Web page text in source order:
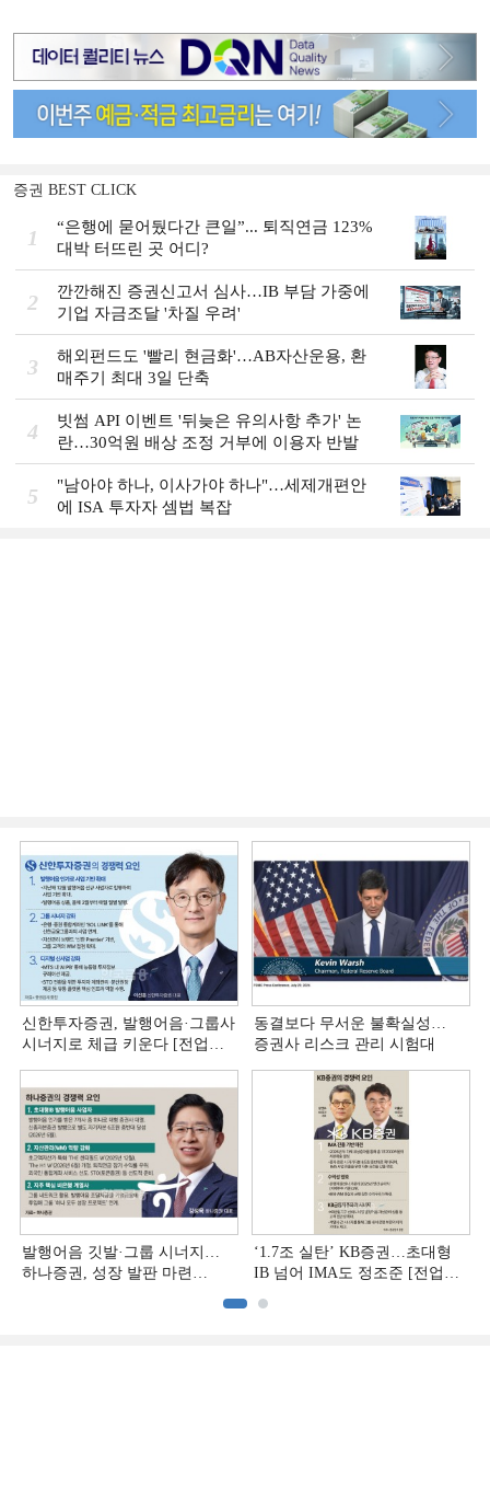
증권 BEST CLICK
1
“은행에 묻어뒀다간 큰일”... 퇴직연금 123%
대박 터뜨린 곳 어디?
2
깐깐해진 증권신고서 심사…IB 부담 가중에
기업 자금조달 '차질 우려'
3
해외펀드도 '빨리 현금화'…AB자산운용, 환
매주기 최대 3일 단축
4
빗썸 API 이벤트 '뒤늦은 유의사항 추가' 논
란…30억원 배상 조정 거부에 이용자 반발
5
"남아야 하나, 이사가야 하나"…세제개편안
에 ISA 투자자 셈법 복잡
신한투자증권, 발행어음·그룹사
시너지로 체급 키운다 [전업계
동결보다 무서운 불확실성…
증권사 리스크 관리 시험대
발행어음 깃발·그룹 시너지…
하나증권, 성장 발판 마련
‘1.7조 실탄’ KB증권…초대형
IB 넘어 IMA도 정조준 [전업계